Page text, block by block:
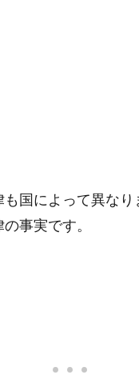
国によって異なり
事実です。